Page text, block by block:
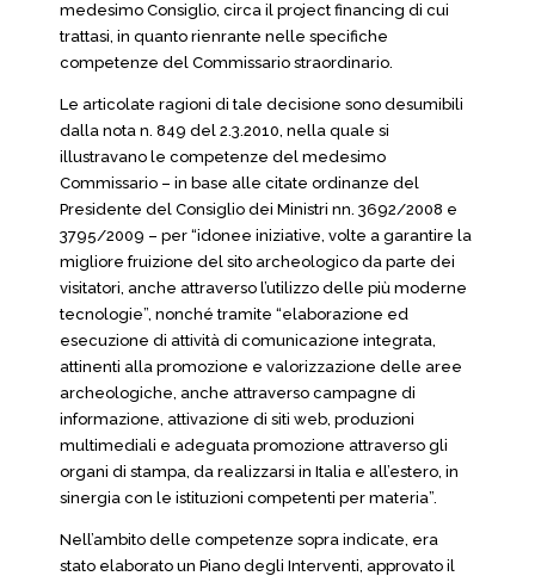
medesimo Consiglio, circa il project financing di cui
trattasi, in quanto rienrante nelle specifiche
competenze del Commissario straordinario.
Le articolate ragioni di tale decisione sono desumibili
dalla nota n. 849 del 2.3.2010, nella quale si
illustravano le competenze del medesimo
Commissario – in base alle citate ordinanze del
Presidente del Consiglio dei Ministri nn. 3692/2008 e
3795/2009 – per “idonee iniziative, volte a garantire la
migliore fruizione del sito archeologico da parte dei
visitatori, anche attraverso l’utilizzo delle più moderne
tecnologie”, nonché tramite “elaborazione ed
esecuzione di attività di comunicazione integrata,
attinenti alla promozione e valorizzazione delle aree
archeologiche, anche attraverso campagne di
informazione, attivazione di siti web, produzioni
multimediali e adeguata promozione attraverso gli
organi di stampa, da realizzarsi in Italia e all’estero, in
sinergia con le istituzioni competenti per materia”.
Nell’ambito delle competenze sopra indicate, era
stato elaborato un Piano degli Interventi, approvato il